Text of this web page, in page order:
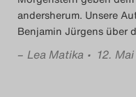
Das
andersherum. Unsere
Benjamin Jürgens über
– Lea Matika • 12.